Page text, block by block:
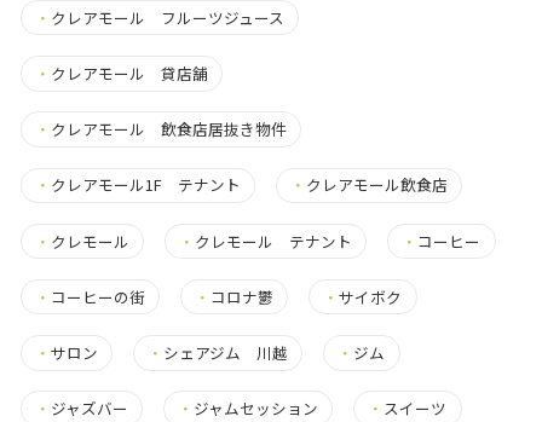
・ クレアモール フルーツジュース
・ クレアモール 貸店舗
・ クレアモール 飲食店居抜き物件
・ クレアモール1F テナント ・ クレアモール飲食店
・ クレモール ・ クレモール テナント ・ コーヒー
・ コーヒーの街 ・ コロナ鬱 ・サイボク
・ サロン ・ シェアジム 川越 ・ ジム
・ ジャズバー ・ ジャムセッション ・ スイーツ